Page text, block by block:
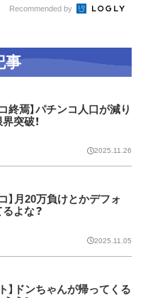
Recommended by
事
終焉】パチンコ人口が減り
突破！
2025.11.26
】月20万負けとかデフォ
よな？
2025.11.05
】ドンちゃんが帰ってくる